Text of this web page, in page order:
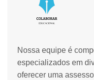
Nossa equipe é
especializados em
oferecer uma